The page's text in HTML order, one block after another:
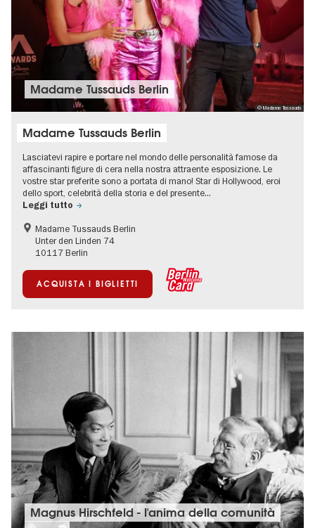
© Madame Tussauds
Madame Tussauds Berlin
Madame Tussauds Berlin
Lasciatevi rapire e portare nel mondo delle personalità famose da
affascinanti figure di cera nella nostra attraente esposizione. Le
vostre star preferite sono a portata di mano! Star di Hollywood, eroi
dello sport, celebrità della storia e del presente...
Leggi tutto
Madame Tussauds Berlin
Unter den Linden 74
10117 Berlin
ACQUISTA I BIGLIETTI
Magnus Hirschfeld - l'anima della comunità